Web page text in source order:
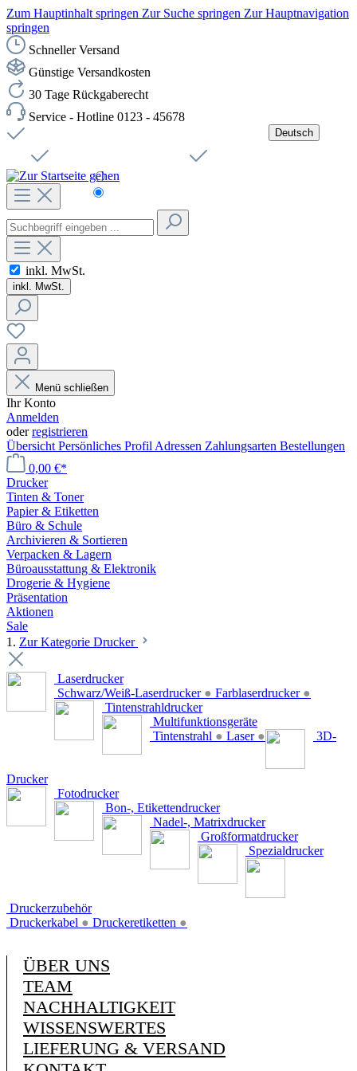
Zum Hauptinhalt springen Zur Suche springen Zur Hauptnavigation
springen
Schneller Versand
Günstige Versandkosten
30 Tage Rückgaberecht
Service - Hotline 0123 - 45678
Deutsch
Čeština
inkl. MwSt.
inkl. MwSt.
Menü schließen
Ihr Konto
Anmelden
oderregistrieren
Übersicht Persönliches Profil Adressen Zahlungsarten Bestellungen
0,00 €*
Drucker
Tinten & Toner
Papier & Etiketten
Büro & Schule
Archivieren & Sortieren
Verpacken & Lagern
Büroausstattung & Elektronik
Drogerie & Hygiene
Präsentation
Aktionen
Sale
1. Zur Kategorie Drucker
Laserdrucker
Schwarz/Weiß-Laserdrucker ● Farblaserdrucker ●
Tintenstrahldrucker
Multifunktionsgeräte
Tintenstrahl ● Laser ● 3D-
Drucker
Fotodrucker
Bon-, Etikettendrucker
Nadel-, Matrixdrucker
Großformatdrucker
Spezialdrucker
Druckerzubehör
Druckerkabel ● Druckeretiketten ●
ÜBER UNS
TEAM
NACHHALTIGKEIT
WISSENSWERTES
LIEFERUNG & VERSAND